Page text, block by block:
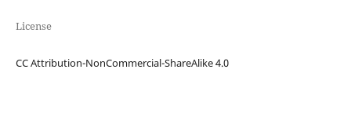
License
CC Attribution-NonCommercial-ShareAlike 4.0